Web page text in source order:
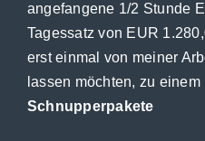
angefangene 1/2 Stunde
Tagessatz von EUR
erst einmal von meiner
lassen möchten, zu einem
Schnupperpakete